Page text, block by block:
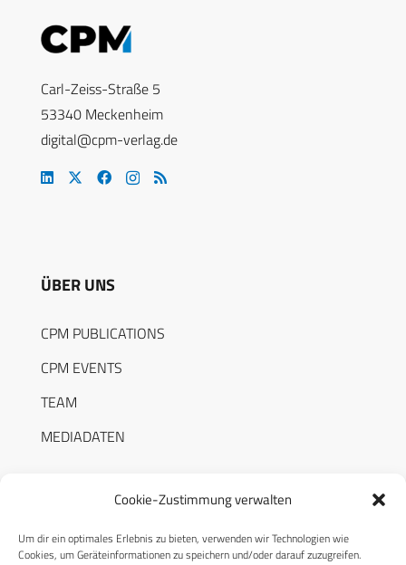
Cookie-Zustimmung verwalten
Um dir ein optimales Erlebnis zu bieten, verwenden wir Technologien wie
Cookies, um Geräteinformationen zu speichern und/oder darauf zuzugreifen.
Carl-Zeiss-Straße 5
53340 Meckenheim
digital@cpm-verlag.de
ÜBER UNS
CPM PUBLICATIONS
CPM EVENTS
TEAM
MEDIADATEN
RECHTLICHES